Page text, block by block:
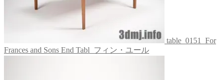
table_0151_For
Frances and Sons End Tabl_フィン・ユール